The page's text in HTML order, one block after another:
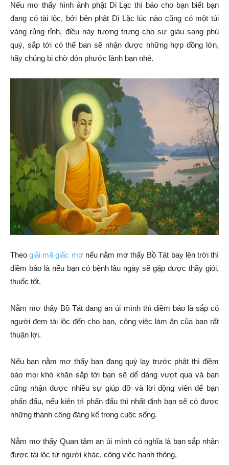
Nếu mơ thấy hình ảnh phật Di Lạc thì báo cho bạn biết bạn
đang có tài lộc, bởi bên phật Di Lặc lúc nào cũng có một túi
vàng rủng rỉnh, điều này tượng trưng cho sự giàu sang phú
quý, sắp tới có thể ban sẽ nhận được những hợp đồng lớn,
hãy chủng bị chờ đón phước lành bạn nhé.
Theogiải mã giấc mơnếu nằm mơ thấy Bồ Tát bay lên trời thì
điềm báo là nếu bạn có bệnh lâu ngày sẽ gặp được thầy giỏi,
thuốc tốt.
Nằm mơ thấy Bồ Tát đang an ủi mình thì điềm báo là sắp có
người đem tài lộc đến cho bạn, công việc làm ăn của bạn rất
thuận lợi.
Nếu bạn nằm mơ thấy bạn đang quỳ lạy trước phật thì điềm
báo mọi khó khăn sắp tới bạn sẽ dể dàng vượt qua và bạn
cũng nhận được nhiều sự giúp đỡ và lời động viên để bạn
phấn đấu, nếu kiên trì phấn đấu thì nhất định bạn sẽ có được
những thành công đáng kể trong cuộc sống.
Nằm mơ thấy Quan tâm an ủi mình có nghĩa là bạn sắp nhận
được tài lộc từ người khác, công việc hanh thông.